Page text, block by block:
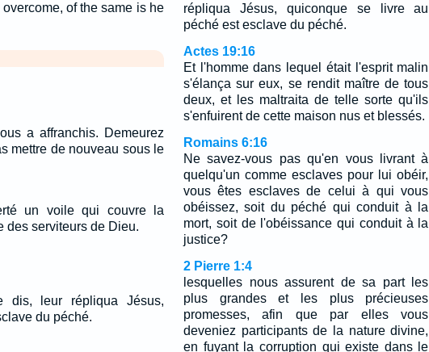
of the same is he
a affranchis. Demeurez
mettre de nouveau sous le
un voile qui couvre la
des serviteurs de Dieu.
leur répliqua Jésus,
du péché.
répliqua Jésus, quiconque se livre au
péché est esclave du péché.
Actes 19:16
Et l'homme dans lequel était l'esprit malin
s'élança sur eux, se rendit maître de tous
deux, et les maltraita de telle sorte qu'ils
s'enfuirent de cette maison nus et blessés.
Romains 6:16
Ne savez-vous pas qu'en vous livrant à
quelqu'un comme esclaves pour lui obéir,
vous êtes esclaves de celui à qui vous
obéissez, soit du péché qui conduit à la
mort, soit de l'obéissance qui conduit à la
justice?
2 Pierre 1:4
lesquelles nous assurent de sa part les
plus grandes et les plus précieuses
promesses, afin que par elles vous
deveniez participants de la nature divine,
en fuyant la corruption qui existe dans le